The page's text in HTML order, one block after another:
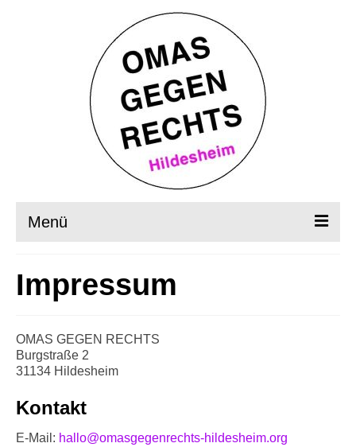
Menü
Wer, wie, was?
Info-Links gegen Rechts
Impressum
OMAS GEGEN RECHTS
Burgstraße 2
31134 Hildesheim
Kontakt
E-Mail: hallo@omasgegenrechts-hildesheim.org